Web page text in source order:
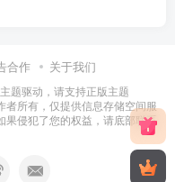
合作 关于我们
题驱动，请支持正版主题
者所有，仅提供信息存储空间服
果侵犯了您的权益，请底部联系